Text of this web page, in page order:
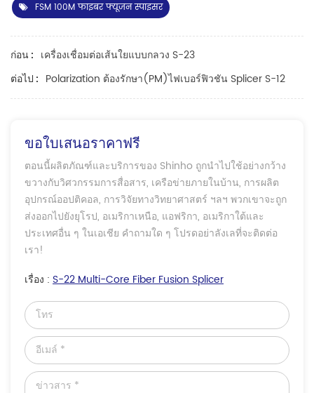
FSM 100M फाइबर फ्यूजन स्पाइसर
ก่อน : เครื่องเชื่อมต่อเส้นใยแบบกลวง S-23
ต่อไป : Polarization ต้องรักษา(PM)ไฟเบอร์ฟิวชัน Splicer S-12
ขอใบเสนอราคาฟรี
ตอนนี้ผลิตภัณฑ์และบริการของ Shinho ถูกนำไปใช้อย่างกว้าง
ขวางกับวิศวกรรมการสื่อสาร, เครือข่ายภายในบ้าน, การผลิต
อุปกรณ์ออปติคอล, การวิจัยทางวิทยาศาสตร์ ฯลฯ พวกเขาจะถูก
ส่งออกไปยังยุโรป, อเมริกาเหนือ, แอฟริกา, อเมริกาใต้และ
ประเทศอื่น ๆ ในเอเชีย คำถามใด ๆ โปรดอย่าลังเลที่จะติดต่อ
เรา!
เรื่อง : S-22 Multi-Core Fiber Fusion Splicer